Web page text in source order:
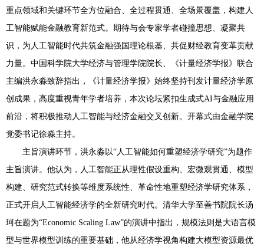
重点领域和关键环节全方位融合、全过程贯通、全场景覆盖，构建人
工智能赋能金融教育新范式。期待与会专家学者碰撞思想、凝聚共
识，为人工智能时代共筑金融强国理论根基、共促财经教育变革贡献
力量。中国科学院大学经济与管理学院院长、《计量经济学报》联合
主编洪永淼致辞指出，《计量经济学报》始终坚持刊发计量经济学原
创成果，高度重视青年学者培养，本次论坛紧扣生成式AI与金融应用
前沿，将积极推动人工智能与经济金融交叉创新。开幕式由金融学院
党委书记徐淼主持。
主旨演讲环节，洪永淼以“人工智能如何重塑经济学研究”为题作
主旨演讲。他认为，人工智能正从理性假设重构、宏微观贯通、模型
构建、研究范式转换等维度系统性、革命性地重塑经济学研究体系，
正式开启人工智能经济学的全新研究时代。清华大学至善书院院长汤
珂在题为“Economic Scaling Law”的演讲中指出，规模法则是大语言模
型与世界模型训练的重要基础，他从经济学视角构建大模型资源最优